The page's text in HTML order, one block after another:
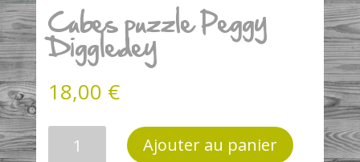
Cubes puzzle Peggy
Diggledey
18,00 €
Ajouter au panier